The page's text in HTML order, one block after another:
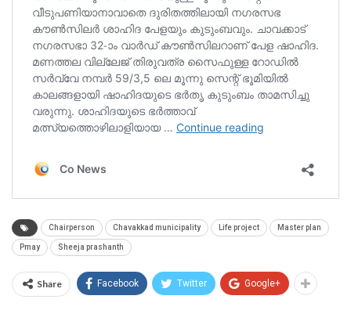
Chairperson Chavakkad municipality Life project Master plan
Pmay Sheeja prashanth
Share Facebook Twitter Google+